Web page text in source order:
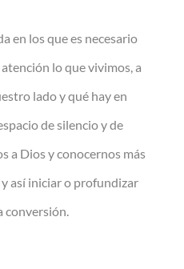
en los que es necesario
lo que vivimos, a
lado y qué hay en
de silencio y de
a Dios y conocernos más
y así iniciar o profundizar
conversión.